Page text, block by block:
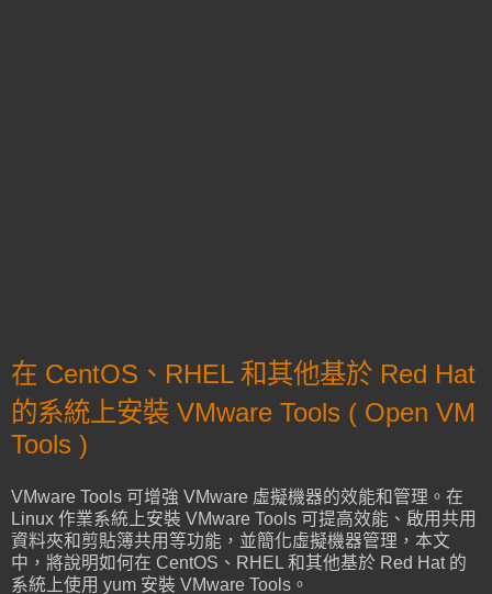
在 CentOS、RHEL 和其他基於 Red Hat
的系統上安裝 VMware Tools ( Open VM
Tools )
VMware Tools 可增強 VMware 虛擬機器的效能和管理。在
Linux 作業系統上安裝 VMware Tools 可提高效能、啟用共用
資料夾和剪貼簿共用等功能，並簡化虛擬機器管理，本文
中，將說明如何在 CentOS、RHEL 和其他基於 Red Hat 的
系統上使用 yum 安裝 VMware Tools。